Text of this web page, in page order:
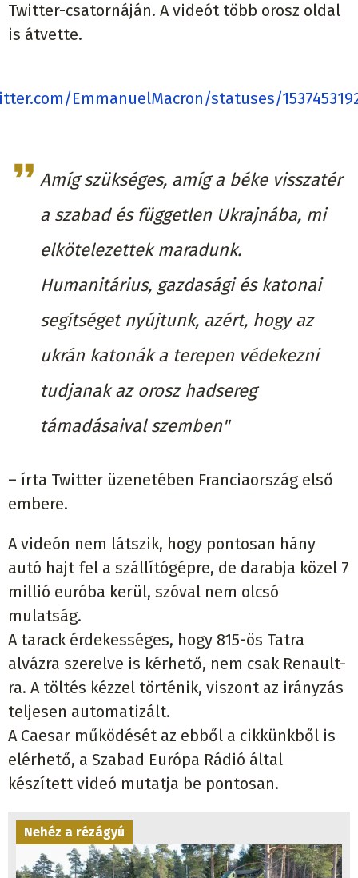
Twitter-csatornáján. A videót több orosz oldal
is átvette.
EmmanuelMacron/statuses/
Amíg szükséges, amíg a béke visszatér
a szabad és független Ukrajnába, mi
elkötelezettek maradunk.
Humanitárius, gazdasági és katonai
segítséget nyújtunk, azért, hogy az
ukrán katonák a terepen védekezni
tudjanak az orosz hadsereg
támadásaival szemben"
– írta Twitter üzenetében Franciaország első
embere.
A videón nem látszik, hogy pontosan hány
autó hajt fel a szállítógépre, de darabja közel 7
millió euróba kerül, szóval nem olcsó
mulatság.
A tarack érdekességes, hogy 815-ös Tatra
alvázra szerelve is kérhető, nem csak Renault-
ra. A töltés kézzel történik, viszont az irányzás
teljesen automatizált.
A Caesar működését az ebből a cikkünkből is
elérhető, a Szabad Európa Rádió által
készített videó mutatja be pontosan.
Nehéz a rézágyú